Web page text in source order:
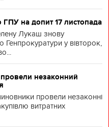
на допит 17 листопада
Лукаш знову
Генпрокуратури у вівторок,
провели незаконний
провели незаконні
витратних